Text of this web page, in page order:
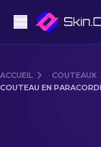
Milieu de
ACCUEIL COUTEAUX
COUTEAU EN